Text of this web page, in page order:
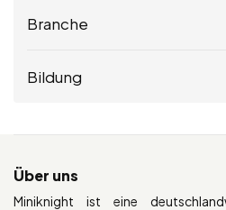
Branche
Bildung
Über uns
Miniknight ist eine